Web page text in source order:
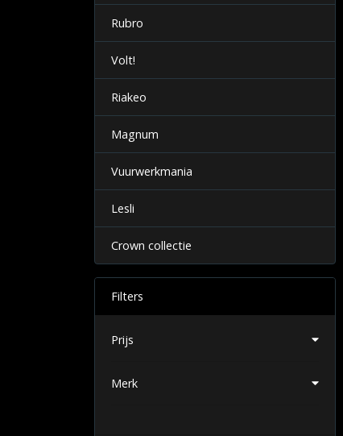
Rubro
Volt!
Riakeo
Magnum
Vuurwerkmania
Lesli
Crown collectie
Filters
Prijs
Merk